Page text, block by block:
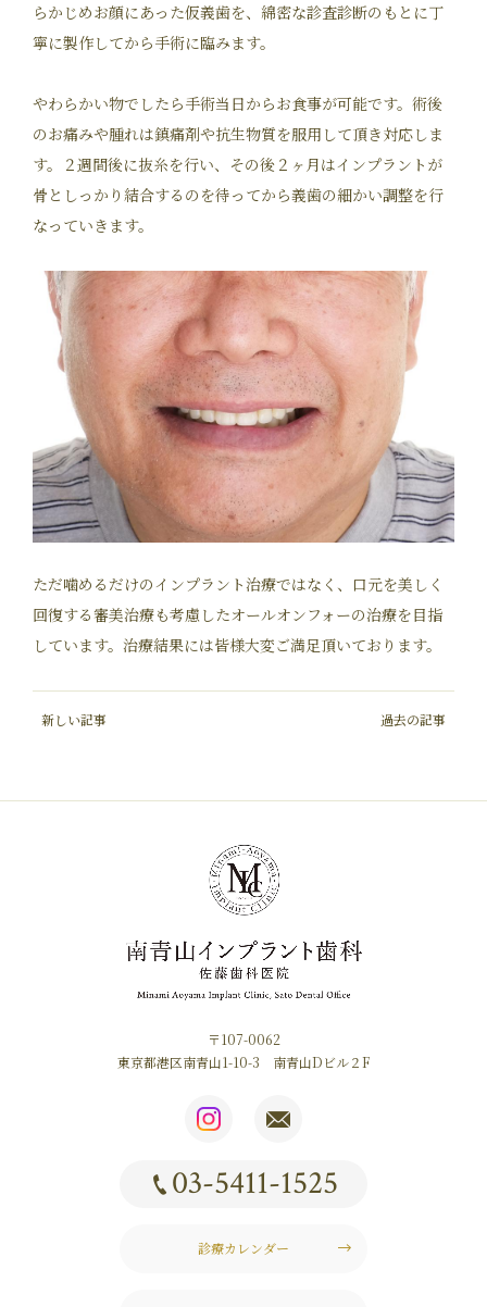
らかじめお顔にあった仮義歯を、綿密な診査診断のもとに丁
寧に製作してから手術に臨みます。
やわらかい物でしたら手術当日からお食事が可能です。術後
のお痛みや腫れは鎮痛剤や抗生物質を服用して頂き対応しま
す。２週間後に抜糸を行い、その後２ヶ月はインプラントが
骨としっかり結合するのを待ってから義歯の細かい調整を行
なっていきます。
ただ噛めるだけのインプラント治療ではなく、口元を美しく
回復する審美治療も考慮したオールオンフォーの治療を目指
しています。治療結果には皆様大変ご満足頂いております。
新しい記事 過去の記事
〒107-0062
東京都港区南青山1-10-3 南青山Dビル２F
03-5411-1525
診療カレンダー